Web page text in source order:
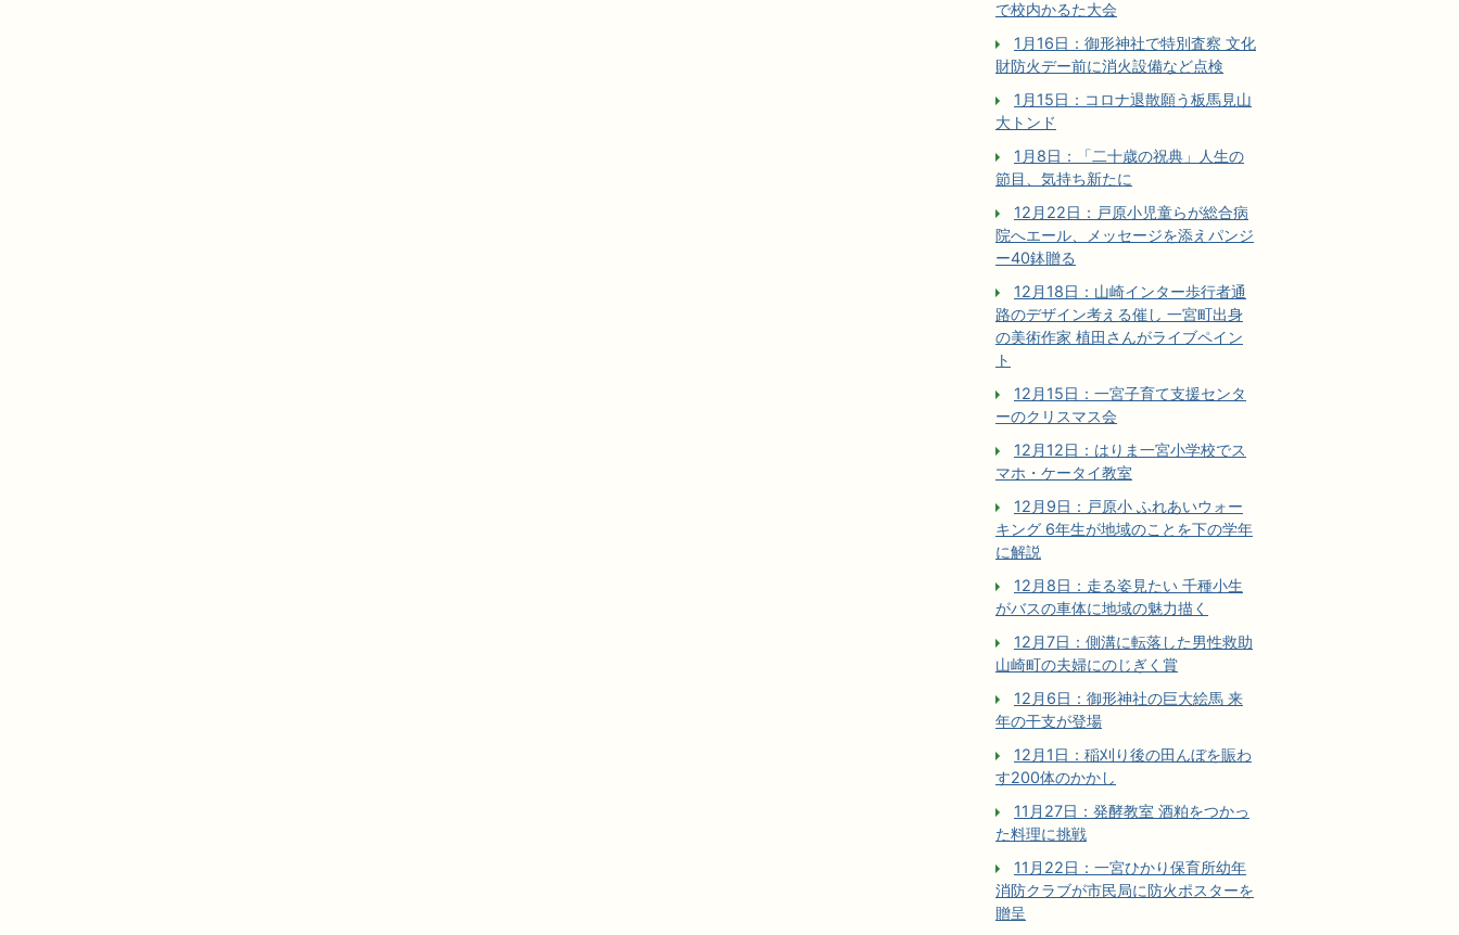
で校内かるた大会
1月16日：御形神社で特別査察 文化
財防火デー前に消火設備など点検
1月15日：コロナ退散願う板馬見山
大トンド
1月8日：「二十歳の祝典」人生の
節目、気持ち新たに
12月22日：戸原小児童らが総合病
院へエール、メッセージを添えパンジ
ー40鉢贈る
12月18日：山崎インター歩行者通
路のデザイン考える催し 一宮町出身
の美術作家 植田さんがライブペイン
ト
12月15日：一宮子育て支援センタ
ーのクリスマス会
12月12日：はりま一宮小学校でス
マホ・ケータイ教室
12月9日：戸原小 ふれあいウォー
キング 6年生が地域のことを下の学年
に解説
12月8日：走る姿見たい 千種小生
がバスの車体に地域の魅力描く
12月7日：側溝に転落した男性救助
山崎町の夫婦にのじぎく賞
12月6日：御形神社の巨大絵馬 来
年の干支が登場
12月1日：稲刈り後の田んぼを賑わ
す200体のかかし
11月27日：発酵教室 酒粕をつかっ
た料理に挑戦
11月22日：一宮ひかり保育所幼年
消防クラブが市民局に防火ポスターを
贈呈